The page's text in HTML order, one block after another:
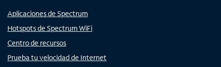
Aplicaciones de Spectrum
Hotspots de Spectrum WiFi
Centro de recursos
Prueba tu velocidad de Internet